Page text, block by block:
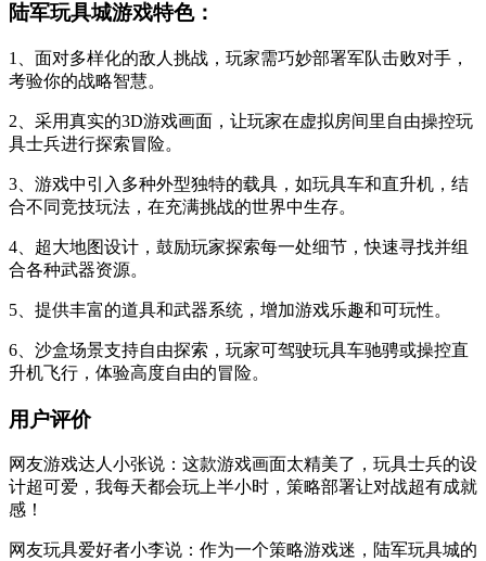
陆军玩具城游戏特色：
1、面对多样化的敌人挑战，玩家需巧妙部署军队击败对手，
考验你的战略智慧。
2、采用真实的3D游戏画面，让玩家在虚拟房间里自由操控玩
具士兵进行探索冒险。
3、游戏中引入多种外型独特的载具，如玩具车和直升机，结
合不同竞技玩法，在充满挑战的世界中生存。
4、超大地图设计，鼓励玩家探索每一处细节，快速寻找并组
合各种武器资源。
5、提供丰富的道具和武器系统，增加游戏乐趣和可玩性。
6、沙盒场景支持自由探索，玩家可驾驶玩具车驰骋或操控直
升机飞行，体验高度自由的冒险。
用户评价
网友游戏达人小张说：这款游戏画面太精美了，玩具士兵的设
计超可爱，我每天都会玩上半小时，策略部署让对战超有成就
感！
网友玩具爱好者小李说：作为一个策略游戏迷，陆军玩具城的